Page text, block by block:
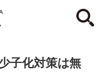
子化対策は無